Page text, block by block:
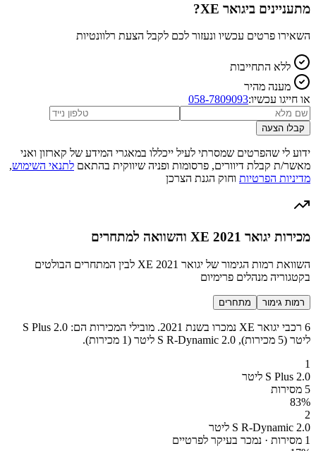
מתעניינים ביגואר XE ?
השאירו פרטים עכשיו ונעזור לכם לקבל הצעת רלוונטיות
ללא התחייבות
מענה מהיר
או חייגו עכשיו:058-7809093
קבלו הצעה
ידוע לי שהפרטים שמסרתי לעיל ייכללו במאגרי המידע של קארזון ואני
מאשר/ת קבלת דיוורים, פרסומות ופניה שיווקית בהתאם לתנאי השימוש,
מדיניות הפרטיות וחוק הגנת הצרכן
מכירות יגואר XE 2021 והשוואה למתחרים
השוואת רמות הגימור של יגואר XE 2021 לבין המתחרים הבולטים
בקטגוריה מנהלים פרימיום
רמות גימור מתחרים
6 רכבי יגואר XE נמכרו בשנת 2021. מובילי המכירות הם: S Plus 2.0
ליטר (5 מכירות), S R-Dynamic 2.0 ליטר (1 מכירות).
1
S Plus 2.0 ליטר
5 מסירות
83%
2
S R-Dynamic 2.0 ליטר
1 מסירות · נמכר בעיקר לפרטיים